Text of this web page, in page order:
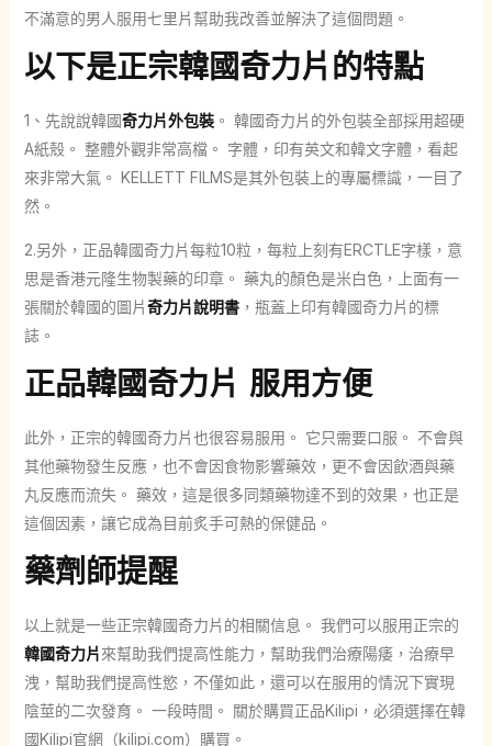
不滿意的男人服用七里片幫助我改善並解決了這個問題。
以下是正宗韓國奇力片的特點
1、先說說韓國奇力片外包裝。 韓國奇力片的外包裝全部採用超硬
A紙殼。 整體外觀非常高檔。 字體，印有英文和韓文字體，看起
來非常大氣。 KELLETT FILMS是其外包裝上的專屬標識，一目了
然。
2.另外，正品韓國奇力片每粒10粒，每粒上刻有ERCTLE字樣，意
思是香港元隆生物製藥的印章。 藥丸的顏色是米白色，上面有一
張關於韓國的圖片奇力片說明書，瓶蓋上印有韓國奇力片的標
誌。
正品韓國奇力片 服用方便
此外，正宗的韓國奇力片也很容易服用。 它只需要口服。 不會與
其他藥物發生反應，也不會因食物影響藥效，更不會因飲酒與藥
丸反應而流失。 藥效，這是很多同類藥物達不到的效果，也正是
這個因素，讓它成為目前炙手可熱的保健品。
藥劑師提醒
以上就是一些正宗韓國奇力片的相關信息。 我們可以服用正宗的
韓國奇力片來幫助我們提高性能力，幫助我們治療陽痿，治療早
洩，幫助我們提高性慾，不僅如此，還可以在服用的情況下實現
陰莖的二次發育。 一段時間。 關於購買正品Kilipi，必須選擇在韓
國Kilipi官網（kilipi.com）購買。